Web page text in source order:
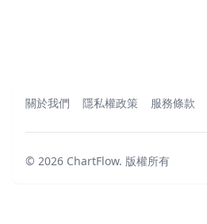
關於我們 隱私權政策 服務條款
© 2026 ChartFlow. 版權所有